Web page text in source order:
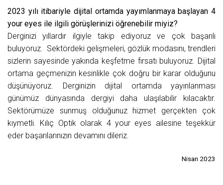
2023 yılı itibariyle dijital ortamda yayımlanmaya başlayan 4
your eyes ile ilgili görüşlerinizi öğrenebilir miyiz?
Derginizi yıllardır ilgiyle takip ediyoruz ve çok başarılı
buluyoruz. Sektördeki gelişmeleri, gözlük modasını, trendleri
sizlerin sayesinde yakında keşfetme fırsatı buluyoruz. Dijital
ortama geçmenizin kesinlikle çok doğru bir karar olduğunu
düşünüyoruz. Derginizin dijital ortamda yayınlanması
günümüz dünyasında dergiyi daha ulaşılabilir kılacaktır.
Sektörümüze sunmuş olduğunuz hizmet gerçekten çok
kıymetli. Kılıç Optik olarak 4 your eyes ailesine teşekkür
eder başarılarınızın devamını dileriz.
Nisan 2023